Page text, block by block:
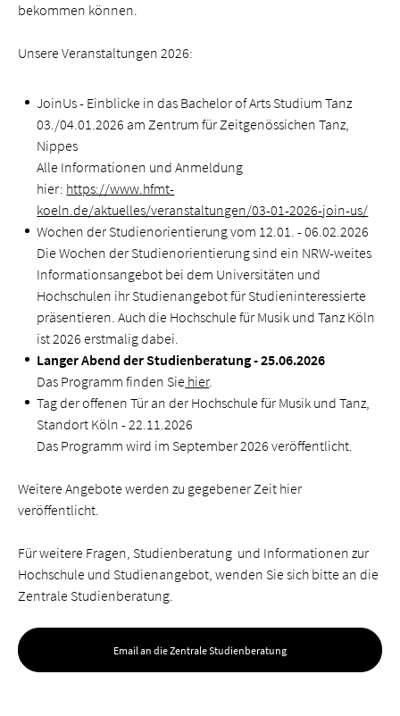
bekommen können.
Unsere Veranstaltungen 2026:
JoinUs - Einblicke in das Bachelor of Arts Studium Tanz
03./04.01.2026 am Zentrum für Zeitgenössichen Tanz,
Nippes
Alle Informationen und Anmeldung
hier: https://www.hfmt-
koeln.de/aktuelles/veranstaltungen/03-01-2026-join-us/
Wochen der Studienorientierung vom 12.01. - 06.02.2026
Die Wochen der Studienorientierung sind ein NRW-weites
Informationsangebot bei dem Universitäten und
Hochschulen ihr Studienangebot für Studien­interessierte
präsentieren. Auch die Hochschule für Musik und Tanz Köln
ist 2026 erstmalig dabei.
Langer Abend der Studienberatung - 25.06.2026
Das Programm finden Sie hier.
Tag der offenen Tür an der Hochschule für Musik und Tanz,
Standort Köln - 22.11.2026
Das Programm wird im September 2026 veröffentlicht.
Weitere Angebote werden zu gegebener Zeit hier
veröffentlicht.
Für weitere Fragen, Studienberatung und Informationen zur
Hochschule und Studienangebot, wenden Sie sich bitte an die
Zentrale Studienberatung.
Email an die Zentrale Studienberatung